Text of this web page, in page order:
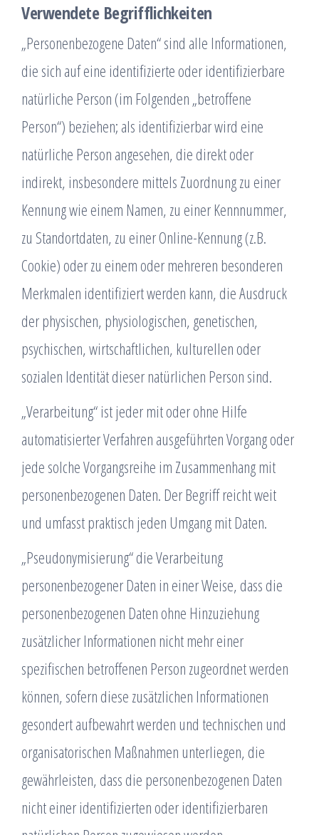
Verwendete Begrifflichkeiten
„Personenbezogene Daten“ sind alle Informationen,
die sich auf eine identifizierte oder identifizierbare
natürliche Person (im Folgenden „betroffene
Person“) beziehen; als identifizierbar wird eine
natürliche Person angesehen, die direkt oder
indirekt, insbesondere mittels Zuordnung zu einer
Kennung wie einem Namen, zu einer Kennnummer,
zu Standortdaten, zu einer Online-Kennung (z.B.
Cookie) oder zu einem oder mehreren besonderen
Merkmalen identifiziert werden kann, die Ausdruck
der physischen, physiologischen, genetischen,
psychischen, wirtschaftlichen, kulturellen oder
sozialen Identität dieser natürlichen Person sind.
„Verarbeitung“ ist jeder mit oder ohne Hilfe
automatisierter Verfahren ausgeführten Vorgang oder
jede solche Vorgangsreihe im Zusammenhang mit
personenbezogenen Daten. Der Begriff reicht weit
und umfasst praktisch jeden Umgang mit Daten.
„Pseudonymisierung“ die Verarbeitung
personenbezogener Daten in einer Weise, dass die
personenbezogenen Daten ohne Hinzuziehung
zusätzlicher Informationen nicht mehr einer
spezifischen betroffenen Person zugeordnet werden
können, sofern diese zusätzlichen Informationen
gesondert aufbewahrt werden und technischen und
organisatorischen Maßnahmen unterliegen, die
gewährleisten, dass die personenbezogenen Daten
nicht einer identifizierten oder identifizierbaren